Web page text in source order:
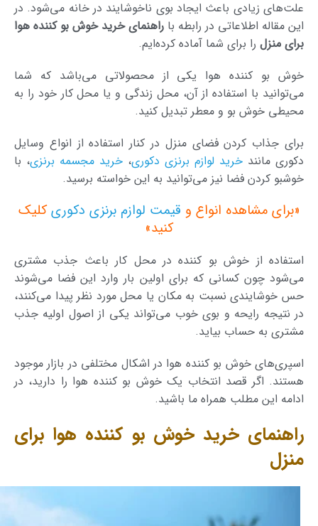
علت‌های زیادی باعث ایجاد بوی ناخوشایند در خانه می‌شود. در
این مقاله اطلاعاتی در رابطه با راهنمای خرید خوش بو کننده هوا
برای منزل را برای شما آماده کرده‌ایم.
خوش بو کننده هوا یکی از محصولاتی می‌باشد که شما
می‌توانید با استفاده از آن، محل زندگی و یا محل کار خود را به
محیطی خوش بو و معطر تبدیل کنید.
برای جذاب کردن فضای منزل در کنار استفاده از انواع وسایل
دکوری مانند خرید لوازم برنزی دکوری، خرید مجسمه برنزی، با
خوشبو کردن فضا نیز می‌توانید به این خواسته برسید.
«برای مشاهده انواع و قیمت لوازم برنزی دکوریکلیک
کنید»
استفاده از خوش بو کننده در محل کار باعث جذب مشتری
می‌شود چون کسانی که برای اولین بار وارد این فضا می‌شوند
حس خوشایندی نسبت به مکان یا محل مورد نظر پیدا می‌کنند،
در نتیجه رایحه و بوی خوب می‌تواند یکی از اصول اولیه جذب
مشتری به حساب بیاید.
اسپری‌های خوش بو کننده هوا در اشکال مختلفی در بازار موجود
هستند. اگر قصد انتخاب یک خوش بو کننده هوا را دارید، در
ادامه این مطلب همراه ما باشید.
راهنمای خرید خوش بو کننده هوا برای
منزل